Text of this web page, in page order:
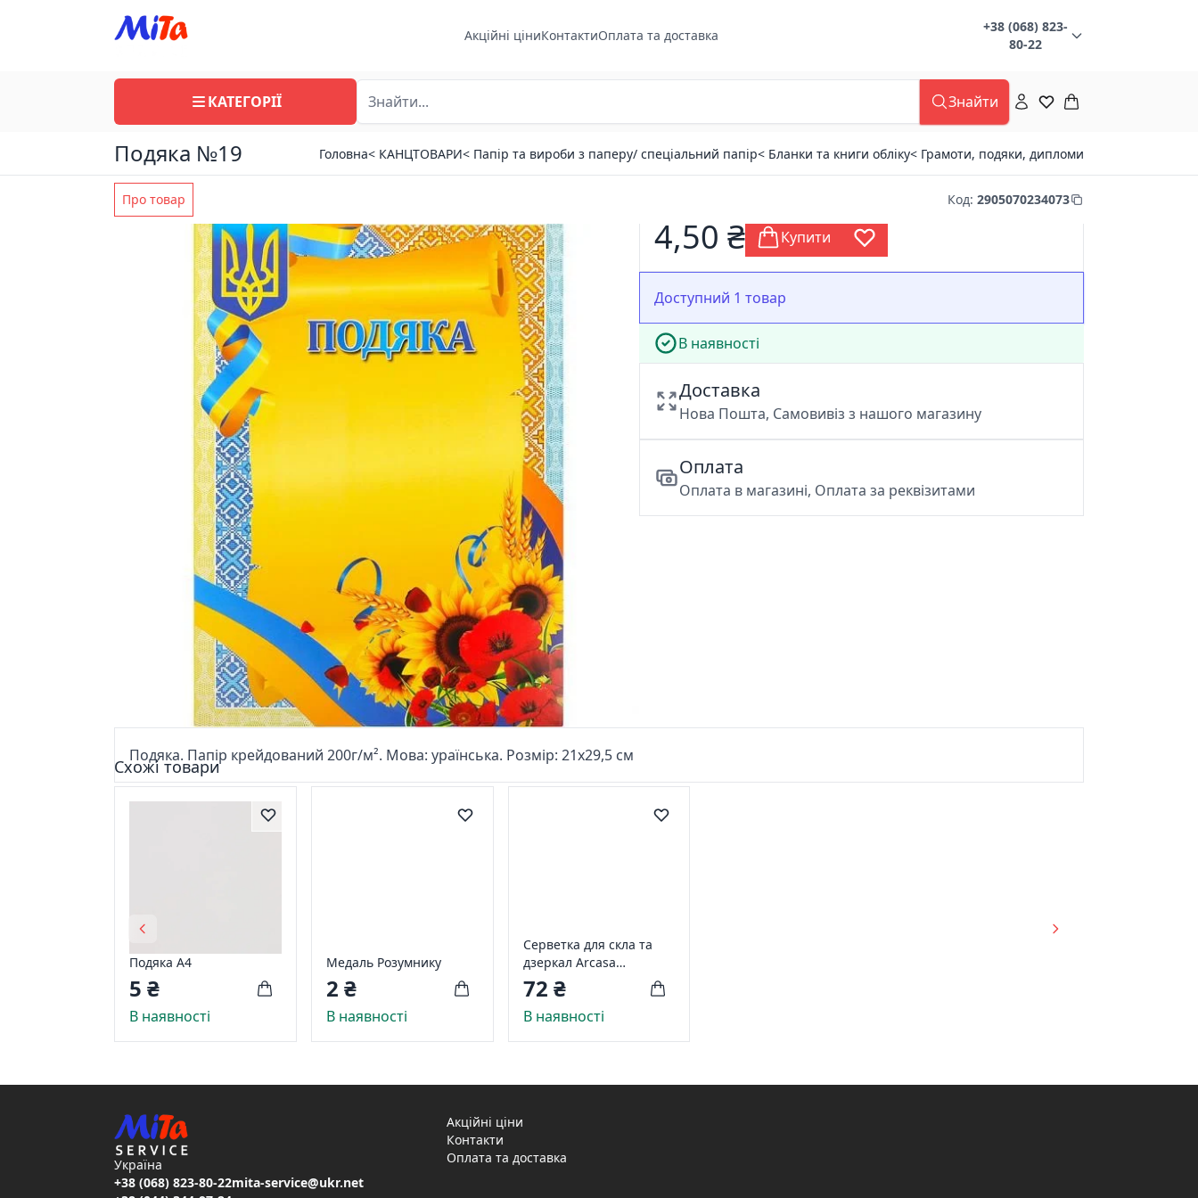
Акційні ціниКонтактиОплата та доставка
+38 (068) 823-
80-22
КАТЕГОРІЇ Знайти
Подяка №19 Головна< КАНЦТОВАРИ< Папір та вироби з паперу/ спеціальний папір< Бланки та книги обліку< Грамоти, подяки, дипломи
Про товар Код: 2905070234073
4,50 ₴ Купити
Доступний 1 товар
В наявності
Доставка
Нова Пошта, Самовивіз з нашого магазину
Оплата
Оплата в магазині, Оплата за реквізитами
Подяка. Папір крейдований 200г/м². Мова: ураїнська. Розмір: 21х29,5 см
Схожі товари
Подяка А4
5 ₴
В наявності
Медаль Розумнику
2 ₴
В наявності
Серветка для скла та
дзеркал Arcasa
мікрофібра 19х19 см 1
шт. Синя (DEP319)
72 ₴
В наявності
Україна
+38 (068) 823-80-22mita-service@ukr.net
Акційні ціни
Контакти
Оплата та доставка